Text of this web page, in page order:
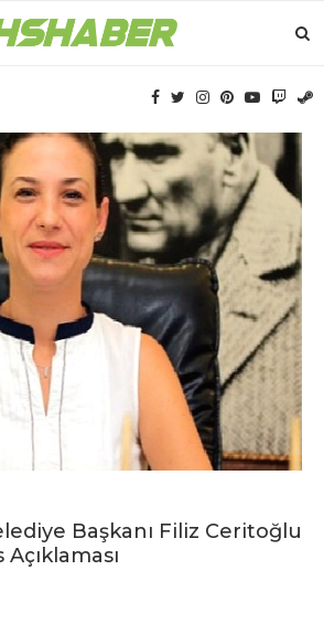
Başkanı Filiz Ceritoğlu